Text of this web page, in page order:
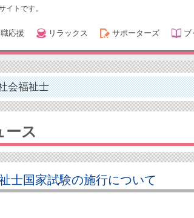
イトです。
応援 リラックス サポーターズ ブ
会福祉士
ース
士国家試験の施行について